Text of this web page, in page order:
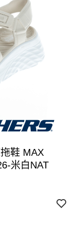
鞋 MAX
米白NAT